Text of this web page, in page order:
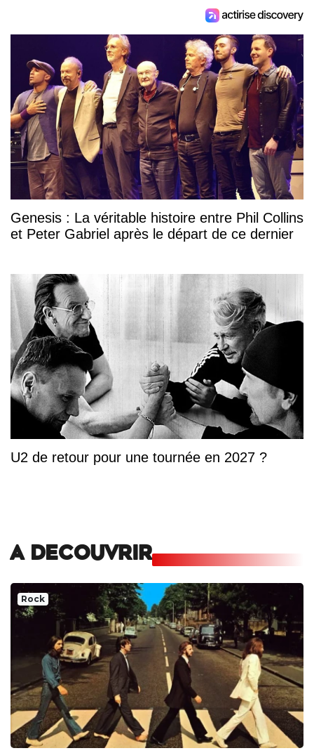
Genesis : La véritable histoire entre Phil Collins
et Peter Gabriel après le départ de ce dernier
U2 de retour pour une tournée en 2027 ?
A DECOUVRIR
Rock